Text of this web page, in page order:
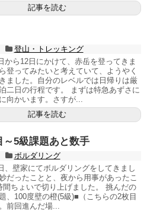
記事を読む
登山・トレッキング
から12日にかけて、赤岳を登ってきま
登ってみたいと考えていて、ようやく
ました。自分のレベルでは日帰りは厳
二日の行程です。 まずは特急あずさに
向かいます。さすが...
記事を読む
～5級課題あと数手
ボルダリング
、壁家にてボルダリングをしてきまし
だったことと、夜から用事があったこ
間ちょいで切り上げました。 挑んだの
、100度壁の橙(5級)■（こちらの2枚目
前回進んだ場...